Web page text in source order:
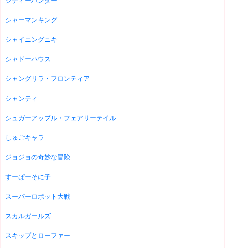
シャーマンキング
シャイニングニキ
シャドーハウス
シャングリラ・フロンティア
シャンティ
シュガーアップル・フェアリーテイル
しゅごキャラ
ジョジョの奇妙な冒険
すーぱーそに子
スーパーロボット大戦
スカルガールズ
スキップとローファー